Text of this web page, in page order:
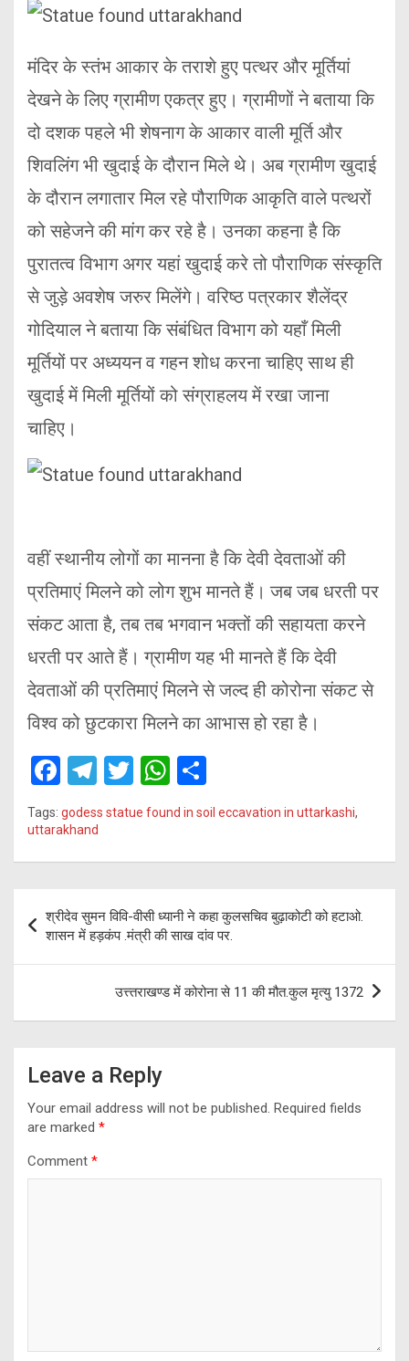
मंदिर के स्तंभ आकार के तराशे हुए पत्थर और मूर्तियां
देखने के लिए ग्रामीण एकत्र हुए। ग्रामीणों ने बताया कि
दो दशक पहले भी शेषनाग के आकार वाली मूर्ति और
शिवलिंग भी खुदाई के दौरान मिले थे। अब ग्रामीण खुदाई
के दौरान लगातार मिल रहे पौराणिक आकृति वाले पत्थरों
को सहेजने की मांग कर रहे है। उनका कहना है कि
पुरातत्व विभाग अगर यहां खुदाई करे तो पौराणिक संस्कृति
से जुड़े अवशेष जरुर मिलेंगे। वरिष्ठ पत्रकार शैलेंद्र
गोदियाल ने बताया कि संबंधित विभाग को यहाँ मिली
मूर्तियों पर अध्ययन व गहन शोध करना चाहिए साथ ही
खुदाई में मिली मूर्तियों को संग्राहलय में रखा जाना
चाहिए।
वहीं स्थानीय लोगों का मानना है कि देवी देवताओं की
प्रतिमाएं मिलने को लोग शुभ मानते हैं। जब जब धरती पर
संकट आता है, तब तब भगवान भक्तों की सहायता करने
धरती पर आते हैं। ग्रामीण यह भी मानते हैं कि देवी
देवताओं की प्रतिमाएं मिलने से जल्द ही कोरोना संकट से
विश्व को छुटकारा मिलने का आभास हो रहा है।
F
ce
b
o
k
T
el
e
gr
m
T
wi
tt
er
W
h
at
s
p
p
h
ar
e
Tags: godess statue found in soil eccavation in uttarkashi,
uttarakhand
navigation
श्रीदेव सुमन विवि-वीसी ध्यानी ने कहा कुलसचिव बुढ़ाकोटी को हटाओ.
शासन में हड़कंप .मंत्री की साख दांव पर.
उत्त्तराखण्ड में कोरोना से 11 की मौत.कुल मृत्यु 1372
Leave a Reply
Your email address will not be published. Required fields
are marked *
Comment *